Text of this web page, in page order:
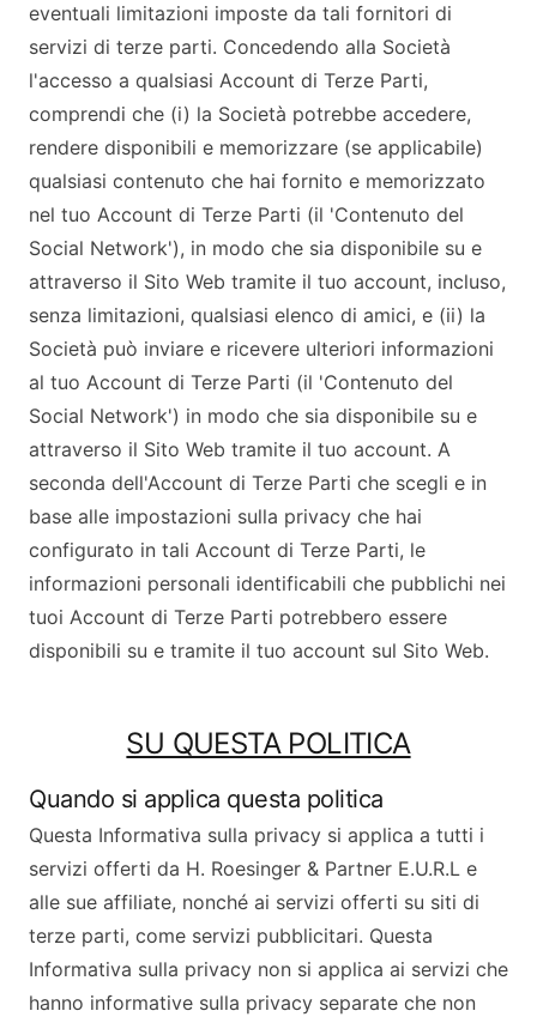
eventuali limitazioni imposte da tali fornitori di
servizi di terze parti. Concedendo alla Società
l'accesso a qualsiasi Account di Terze Parti,
comprendi che (i) la Società potrebbe accedere,
rendere disponibili e memorizzare (se applicabile)
qualsiasi contenuto che hai fornito e memorizzato
nel tuo Account di Terze Parti (il 'Contenuto del
Social Network'), in modo che sia disponibile su e
attraverso il Sito Web tramite il tuo account, incluso,
senza limitazioni, qualsiasi elenco di amici, e (ii) la
Società può inviare e ricevere ulteriori informazioni
al tuo Account di Terze Parti (il 'Contenuto del
Social Network') in modo che sia disponibile su e
attraverso il Sito Web tramite il tuo account. A
seconda dell'Account di Terze Parti che scegli e in
base alle impostazioni sulla privacy che hai
configurato in tali Account di Terze Parti, le
informazioni personali identificabili che pubblichi nei
tuoi Account di Terze Parti potrebbero essere
disponibili su e tramite il tuo account sul Sito Web.
SU QUESTA POLITICA
Quando si applica questa politica
Questa Informativa sulla privacy si applica a tutti i
servizi offerti da H. Roesinger & Partner E.U.R.L e
alle sue affiliate, nonché ai servizi offerti su siti di
terze parti, come servizi pubblicitari. Questa
Informativa sulla privacy non si applica ai servizi che
hanno informative sulla privacy separate che non